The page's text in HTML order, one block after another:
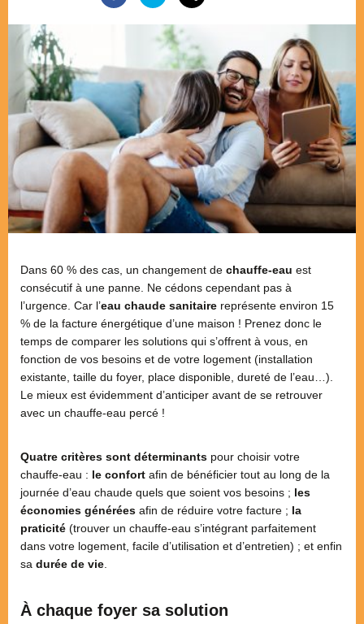
Dans 60 % des cas, un changement de chauffe-eau est
consécutif à une panne. Ne cédons cependant pas à
l’urgence. Car l’eau chaude sanitaire représente environ 15
% de la facture énergétique d’une maison ! Prenez donc le
temps de comparer les solutions qui s’offrent à vous, en
fonction de vos besoins et de votre logement (installation
existante, taille du foyer, place disponible, dureté de l’eau…).
Le mieux est évidemment d’anticiper avant de se retrouver
avec un chauffe-eau percé !
Quatre critères sont déterminants pour choisir votre
chauffe-eau : le confort afin de bénéficier tout au long de la
journée d’eau chaude quels que soient vos besoins ; les
économies générées afin de réduire votre facture ; la
praticité (trouver un chauffe-eau s’intégrant parfaitement
dans votre logement, facile d’utilisation et d’entretien) ; et enfin
sa durée de vie
À chaque foyer sa solution